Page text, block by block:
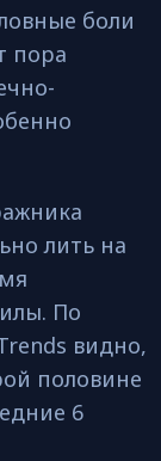
боли
пора
лить на
По
видно,
половине
6